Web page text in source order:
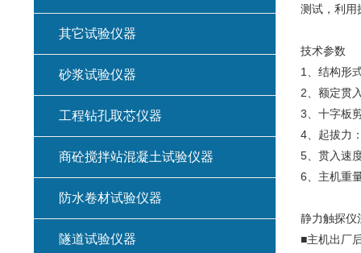
测试，利用
技术参数
1、结构形
2、额定贯
3、十字板
4、起拔力
5、贯入速
6、主机重
静力触探仪
■主机出厂
其它试验仪器
砂浆试验仪器
工程钻孔取芯仪器
商砼搅拌站混凝土试验仪器
防水卷材试验仪器
隧道试验仪器